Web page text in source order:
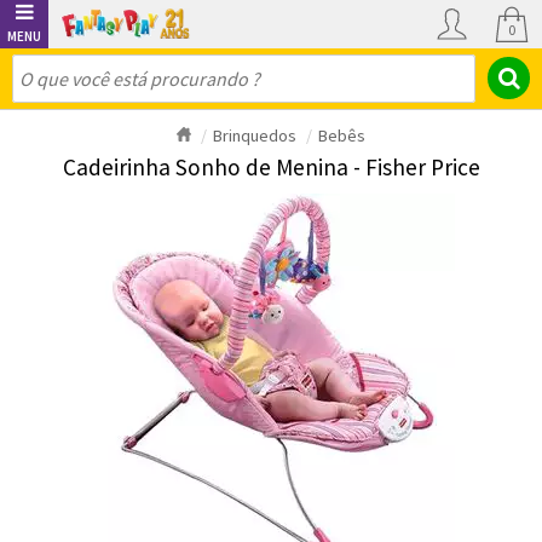
0
Brinquedos Bebês
Cadeirinha Sonho de Menina - Fisher Price